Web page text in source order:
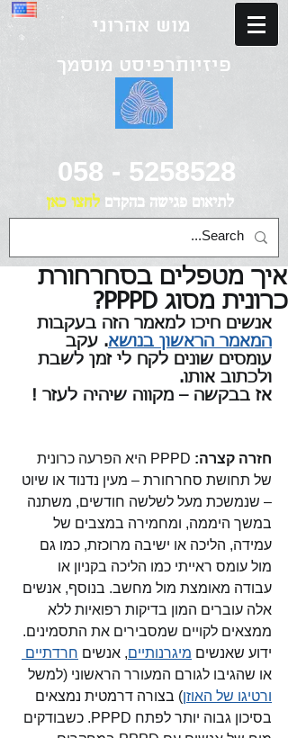
מוש אהרוני
פיזיותרפיסט מוסמך
058 - 5258528
לתיאום פגישה בהקדם לחצו כאן
איך מטפלים בסחרחורת
כרונית מסוג PPPD?
אנשים חיכו למאמר הזה בעקבות
המאמר הראשון בנושא. עקב
עומסים שונים לקח לי זמן לשבת
ולכתוב אותו.
אז בבקשה – מקווה שיהיה לעזר !
חזרה קצרה:
PPPD היא הפרעה כרונית
של תחושת סחרחורת – מעין נדנוד או שיוט
– שנמשכת מעל לשלשה חודשים, משתנה
במשך היממה, ומחמירה במצבים של
עמידה, הליכה או ישיבה מרוכזת, כמו גם
מול עומס ראייתי כמו הליכה בקניון או
עבודה מאומצת מול מחשב. בנוסף, אנשים
אלה עוברים המון בדיקות רפואיות ללא
ממצאים לקויים שמסבירים את התסמינים.
ידוע שאנשים מיגרנותיים, אנשים חרדתיים
או שהגיבו לגורם המעורר הראשוני (למשל
ורטיגו של האוזן) בצורה דרמטית נמצאים
בסיכון גבוה יותר לפתח PPPD. כשבודקים